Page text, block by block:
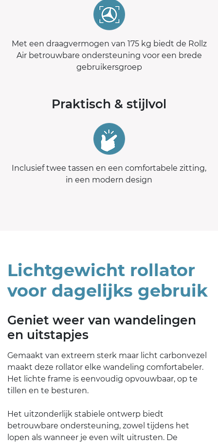
Met een draagvermogen van 175 kg biedt de Rollz
Air betrouwbare ondersteuning voor een brede
gebruikersgroep
Praktisch & stijlvol
Inclusief twee tassen en een comfortabele zitting,
in een modern design
Lichtgewicht rollator
voor dagelijks gebruik
Geniet weer van wandelingen
en uitstapjes
Gemaakt van extreem sterk maar licht carbonvezel
maakt deze rollator elke wandeling comfortabeler.
Het lichte frame is eenvoudig opvouwbaar, op te
tillen en te besturen.
Het uitzonderlijk stabiele ontwerp biedt
betrouwbare ondersteuning, zowel tijdens het
lopen als wanneer je even wilt uitrusten. De